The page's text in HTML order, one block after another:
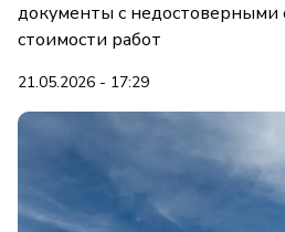
документы с недостоверными
стоимости работ
21.05.2026 - 17:29